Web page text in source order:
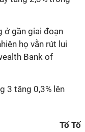
ở gần giai đoạn
họ vẫn rút lui
Bank of
3 tăng 0,3% lên
Tố Tố